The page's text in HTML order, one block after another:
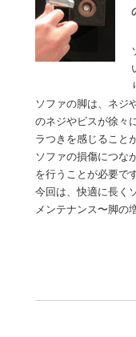
ソファの脚は、ネジ
のネジやビスが徐々
ラつきを感じること
ソファの損傷につな
を行うことが必要で
今回は、快適に長く
メンテナンス〜脚の